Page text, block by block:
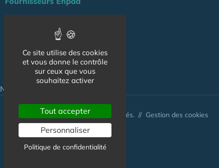
Réglementation
Outils
Groupe Maison de Retraite
NOS AUTRES SITES :
© Australis 2026 - Tous droits réservés. // Gestion des cookies
Ce site utilise des cookies
et vous donne le contrôle
sur ceux que vous
souhaitez activer
Tout accepter
Personnaliser
Politique de confidentialité